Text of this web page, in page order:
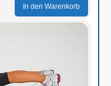
In den Warenkorb